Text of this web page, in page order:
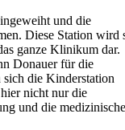
und die
Diese Station wird
ganze Klinikum dar.
Donauer für die
die Kinderstation
nicht nur die
und die medizinische